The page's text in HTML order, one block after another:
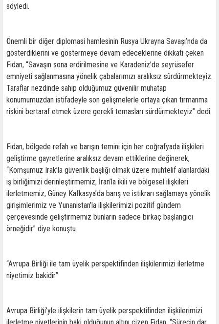
söyledi.
Önemli bir diğer diplomasi hamlesinin Rusya Ukrayna Savaşı’nda da
gösterdiklerini ve göstermeye devam edeceklerine dikkati çeken
Fidan, “Savaşın sona erdirilmesine ve Karadeniz’de seyrüsefer
emniyeti sağlanmasına yönelik çabalarımızı aralıksız sürdürmekteyiz.
Taraflar nezdinde sahip olduğumuz güvenilir muhatap
konumumuzdan istifadeyle son gelişmelerle ortaya çıkan tırmanma
riskini bertaraf etmek üzere gerekli temasları sürdürmekteyiz” dedi.
Fidan, bölgede refah ve barışın temini için her coğrafyada ilişkileri
geliştirme gayretlerine aralıksız devam ettiklerine değinerek,
“Komşumuz Irak’la güvenlik başlığı olmak üzere muhtelif alanlardaki
iş birliğimizi derinleştirmemiz, İran’la ikili ve bölgesel ilişkileri
ilerletmemiz, Güney Kafkasya’da barış ve istikrarı sağlamaya yönelik
girişimlerimiz ve Yunanistan’la ilişkilerimizi pozitif gündem
çerçevesinde geliştirmemiz bunların sadece birkaç başlangıcı
örneğidir” diye konuştu.
“Avrupa Birliği ile tam üyelik perspektifinden ilişkilerimizi ilerletme
niyetimiz bakidir”
Avrupa Birliği’yle ilişkilerin tam üyelik perspektifinden ilişkilerimizi